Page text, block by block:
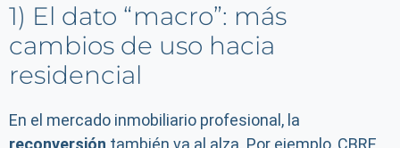
1) El dato “macro”: más
cambios de uso hacia
residencial
En el mercado inmobiliario profesional, la
reconversión también va al alza. Por ejemplo, CBRE